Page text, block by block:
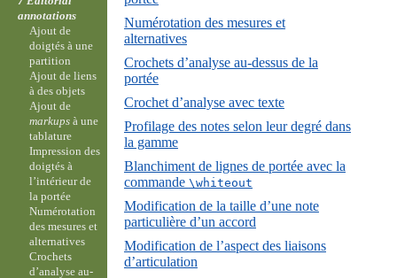
Numérotation des mesures et
alternatives
Crochets d’analyse au-dessus de la
portée
Crochet d’analyse avec texte
Profilage des notes selon leur degré dans
la gamme
Blanchiment de lignes de portée avec la
commande \whiteout
Modification de la taille d’une note
particulière d’un accord
Modification de l’aspect des liaisons
d’articulation
annotations
Ajout de
doigtés à une
partition
Ajout de liens
à des objets
Ajout de
markups à une
tablature
Impression des
doigtés à
l’intérieur de
la portée
Numérotation
des mesures et
alternatives
Crochets
d’analyse au-